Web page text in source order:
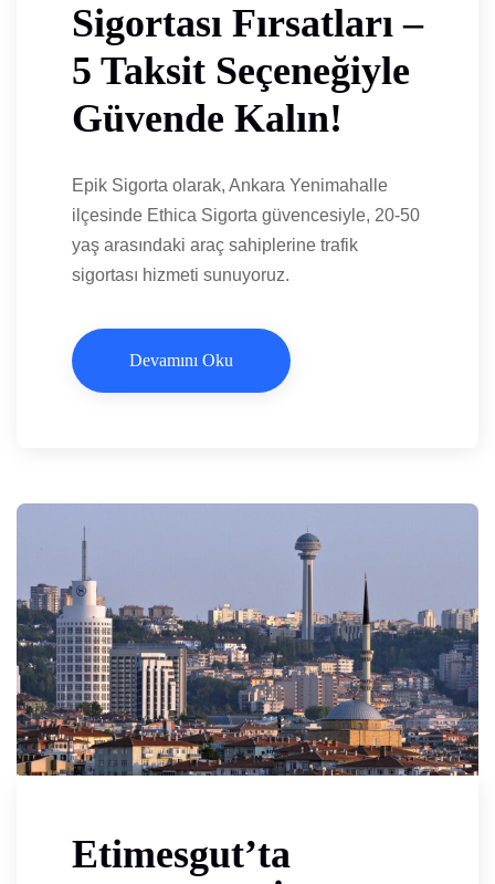
Sigortası Fırsatları –
5 Taksit Seçeneğiyle
Güvende Kalın!
Epik Sigorta olarak, Ankara Yenimahalle
ilçesinde Ethica Sigorta güvencesiyle, 20-50
yaş arasındaki araç sahiplerine trafik
sigortası hizmeti sunuyoruz.
Devamını Oku
Etimesgut’ta